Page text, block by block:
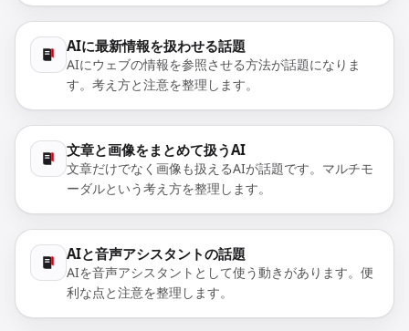
AIに最新情報を扱わせる話題
AIにウェブの情報を参照させる方法が話題になりま
す。考え方と注意を整理します。
文章と画像をまとめて扱うAI
文章だけでなく画像も扱えるAIが話題です。マルチモ
ーダルという考え方を整理します。
AIと音声アシスタントの話題
AIを音声アシスタントとして使う動きがあります。便
利な点と注意を整理します。